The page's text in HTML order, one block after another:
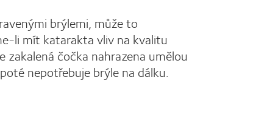
brýlemi, může to
li mít katarakta vliv na kvalitu
čočka nahrazena umělou
nepotřebuje brýle na dálku.